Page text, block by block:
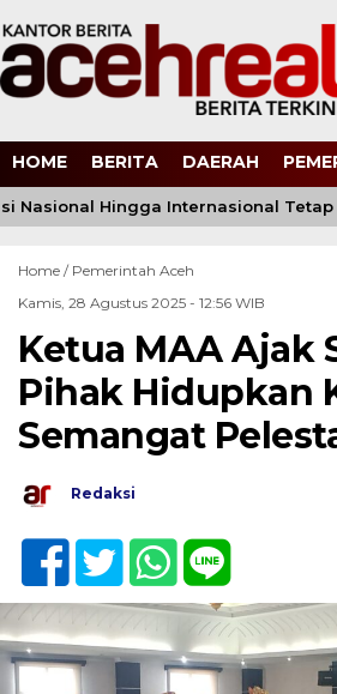
HOME BERITA DAERAH
Hingga Internasional Tetap
Home / Pemerintah Aceh
Kamis, 28 Agustus 2025 - 12:56 WIB
Ketua MAA Ajak
Pihak Hidupkan
Semangat
Redaksi